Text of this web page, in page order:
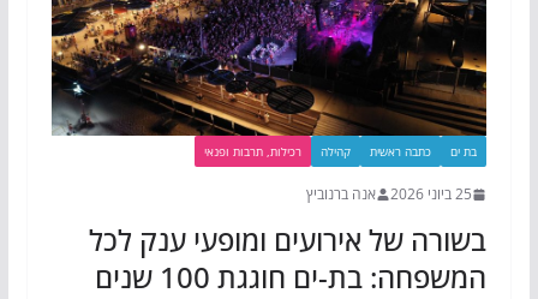
בת ים כתבה ראשית קהילה רכילות, תרבות ופנאי
25 ביוני 2026 אנה ברנוביץ
בשורה של אירועים ומופעי ענק לכל
המשפחה: בת-ים חוגגת 100 שנים